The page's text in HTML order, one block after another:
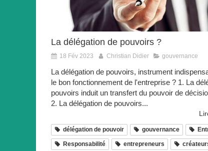
La délégation de pouvoirs ?
18 Fév 2023 Christian Didier gouvernance
La délégation de pouvoirs, instrument
le bon fonctionnement de l'entreprise ? 1. La
pouvoirs induit un transfert du pouvoir de
2. La délégation de pouvoirs...
délégation de pouvoir gouvernance
Responsabilité entrepreneurs